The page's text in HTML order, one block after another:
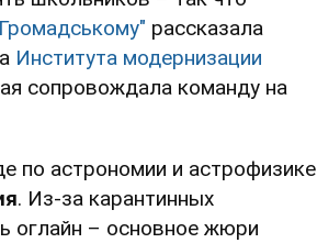
рассказала
Института модернизации
сопровождала команду на
по астрономии и астрофизике
. Из-за карантинных
оглайн – основное жюри